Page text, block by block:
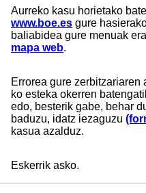
Aurreko kasu horietako
www.boe.es gure
baliabidea gure menuak
mapa web.
Errorea gure zerbitzariaren
ko esteka okerren
edo, besterik gabe, behar
baduzu, idatz iezaguzu
kasua azalduz.
Eskerrik asko.